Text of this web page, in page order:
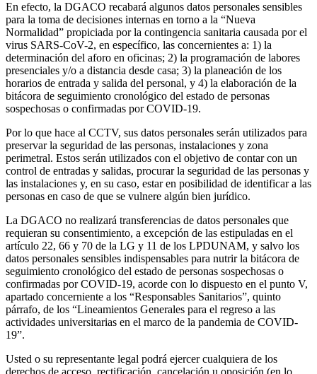
En efecto, la DGACO recabará algunos datos personales sensibles
para la toma de decisiones internas en torno a la “Nueva
Normalidad” propiciada por la contingencia sanitaria causada por el
virus SARS-CoV-2, en específico, las concernientes a: 1) la
determinación del aforo en oficinas; 2) la programación de labores
presenciales y/o a distancia desde casa; 3) la planeación de los
horarios de entrada y salida del personal, y 4) la elaboración de la
bitácora de seguimiento cronológico del estado de personas
sospechosas o confirmadas por COVID-19.
Por lo que hace al CCTV, sus datos personales serán utilizados para
preservar la seguridad de las personas, instalaciones y zona
perimetral. Estos serán utilizados con el objetivo de contar con un
control de entradas y salidas, procurar la seguridad de las personas y
las instalaciones y, en su caso, estar en posibilidad de identificar a las
personas en caso de que se vulnere algún bien jurídico.
La DGACO no realizará transferencias de datos personales que
requieran su consentimiento, a excepción de las estipuladas en el
artículo 22, 66 y 70 de la LG y 11 de los LPDUNAM, y salvo los
datos personales sensibles indispensables para nutrir la bitácora de
seguimiento cronológico del estado de personas sospechosas o
confirmadas por COVID-19, acorde con lo dispuesto en el punto V,
apartado concerniente a los “Responsables Sanitarios”, quinto
párrafo, de los “Lineamientos Generales para el regreso a las
actividades universitarias en el marco de la pandemia de COVID-
19”.
Usted o su representante legal podrá ejercer cualquiera de los